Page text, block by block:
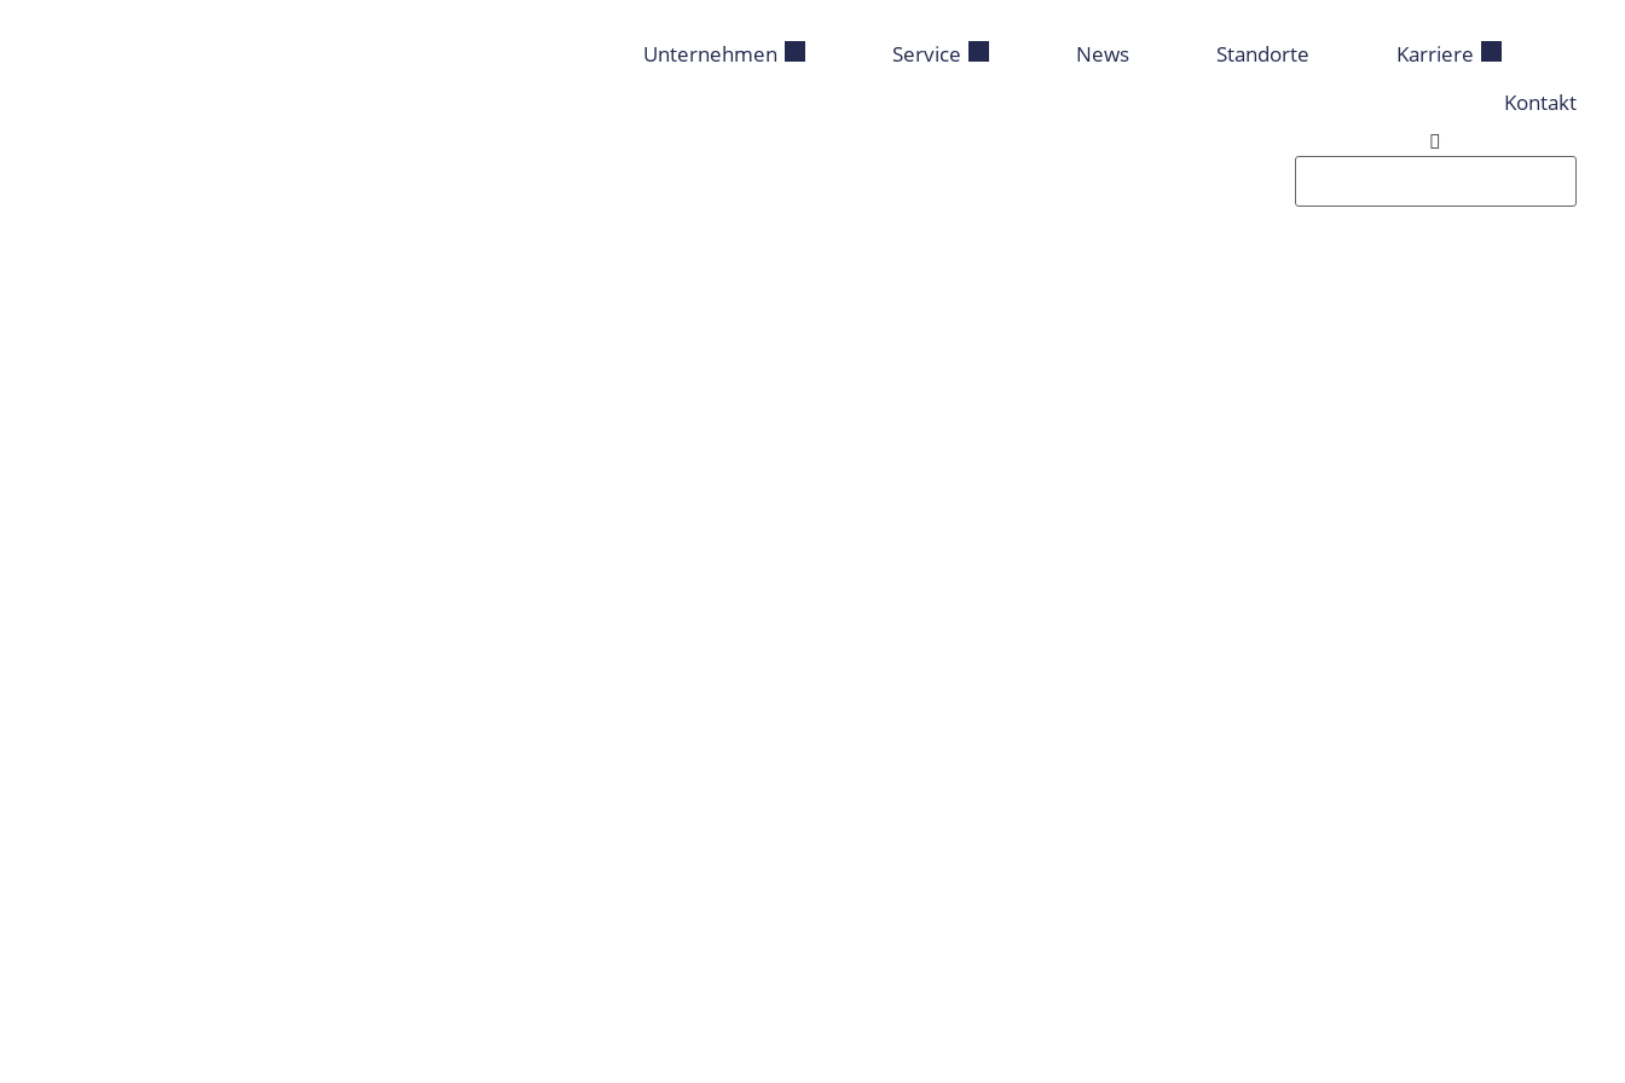
Unternehmen Service News Standorte
Karriere
Kontakt